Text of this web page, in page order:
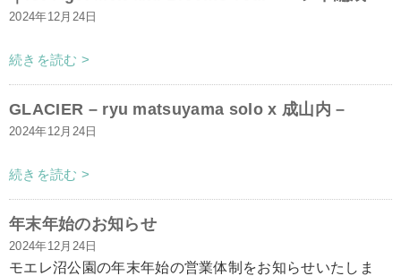
2024年12月24日
続きを読む >
GLACIER – ryu matsuyama solo x 成山内 –
2024年12月24日
続きを読む >
年末年始のお知らせ
2024年12月24日
モエレ沼公園の年末年始の営業体制をお知らせいたしま